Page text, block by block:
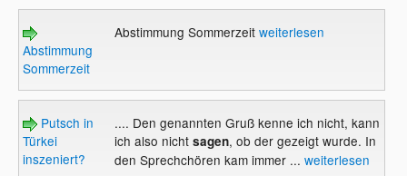
Abstimmung
Sommerzeit
Abstimmung Sommerzeit weiterlesen
Putsch in
Türkei
inszeniert?
.... Den genannten Gruß kenne ich nicht, kann
ich also nichtsagen, ob der gezeigt wurde. In
den Sprechchören kam immer ... weiterlesen